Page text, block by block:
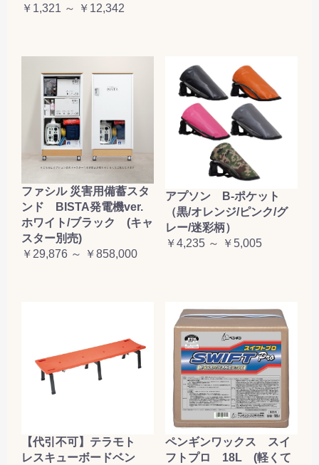
￥1,321 ～ ￥12,342
ファシル 災害用備蓄スタ
ンド BISTA発電機ver.
ホワイト/ブラック (キャ
スター別売)
￥29,876 ～ ￥858,000
アプソン B-ポケット
（黒/オレンジ/ピンク/グ
レー/迷彩柄）
￥4,235 ～ ￥5,005
【代引不可】テラモト
レスキューボードベン
ペンギンワックス スイ
フトプロ 18L (軽くて